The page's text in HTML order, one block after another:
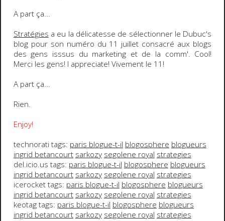
A part ça...
Stratégies a eu la délicatesse de sélectionner le Dubuc's
blogpour son numéro du 11 juillet consacré aux blogs
des gens isssus du marketing et de la comm'. Cool!
Merci les gens! I appreciate! Vivement le 11!
A part ça...
Rien.
Enjoy!
technorati tags: paris blogue-t-il blogosphere blogueurs
ingrid betancourt sarkozy segolene royal strategies
del.icio.us tags: paris blogue-t-il blogosphere blogueurs
ingrid betancourt sarkozy segolene royal strategies
icerocket tags: paris blogue-t-il blogosphere blogueurs
ingrid betancourt sarkozy segolene royal strategies
keotag tags: paris blogue-t-il blogosphere blogueurs
ingrid betancourt sarkozy segolene royal strategies